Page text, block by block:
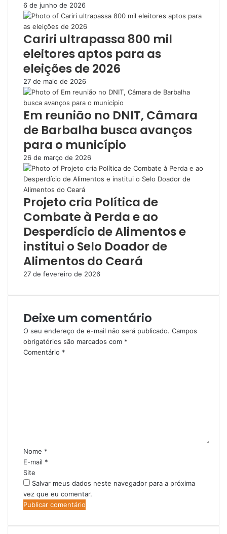
6 de junho de 2026
Cariri ultrapassa 800 mil
eleitores aptos para as
eleições de 2026
27 de maio de 2026
Em reunião no DNIT, Câmara
de Barbalha busca avanços
para o município
26 de março de 2026
Projeto cria Política de
Combate à Perda e ao
Desperdício de Alimentos e
institui o Selo Doador de
Alimentos do Ceará
27 de fevereiro de 2026
Deixe um comentário
O seu endereço de e-mail não será publicado. Campos
obrigatórios são marcados com *
Comentário *
Nome *
E-mail *
Site
Salvar meus dados neste navegador para a próxima
vez que eu comentar.